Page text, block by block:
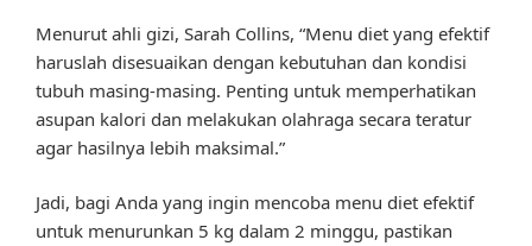
Menurut ahli gizi, Sarah Collins, “Menu diet yang efektif
haruslah disesuaikan dengan kebutuhan dan kondisi
tubuh masing-masing. Penting untuk memperhatikan
asupan kalori dan melakukan olahraga secara teratur
agar hasilnya lebih maksimal.”
Jadi, bagi Anda yang ingin mencoba menu diet efektif
untuk menurunkan 5 kg dalam 2 minggu, pastikan